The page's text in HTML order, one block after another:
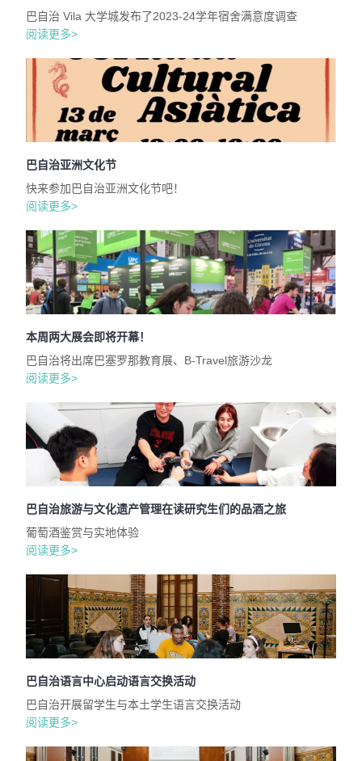
巴自治 Vila 大学城发布了2023-24学年宿舍满意度调查
阅读更多>
巴自治亚洲文化节
快来参加巴自治亚洲文化节吧！
阅读更多>
本周两大展会即将开幕！
巴自治将出席巴塞罗那教育展、B-Travel旅游沙龙
阅读更多>
巴自治旅游与文化遗产管理在读研究生们的品酒之旅
葡萄酒鉴赏与实地体验
阅读更多>
巴自治语言中心启动语言交换活动
巴自治开展留学生与本土学生语言交换活动
阅读更多>